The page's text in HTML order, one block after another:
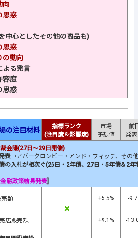
向
思惑
中心としたその他の商品も)
思惑
の動向
よる発言
容度
思惑
の注目材料
指標ランク
(注目度＆影響度)
市場
予想値
前
発
会議(27日～29日開催)
表→アバークロンビー・アンド・フィッチ、その他
の入札が相次ぐ(26日・2年債、 27日・5年債＆2年
金融政策結果発表
売額
×
+5.5% -
店販売額 +9.1% -